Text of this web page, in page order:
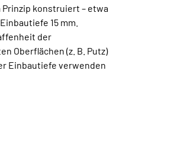
konstruiert – etwa
15 mm.
der
Oberflächen (z. B. Putz)
Einbautiefe verwenden